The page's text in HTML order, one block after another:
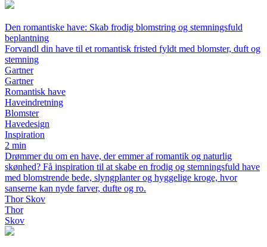
Den romantiske have: Skab frodig blomstring og stemningsfuld
beplantning
Forvandl din have til et romantisk fristed fyldt med blomster, duft og
stemning
Gartner
Gartner
Romantisk have
Haveindretning
Blomster
Havedesign
Inspiration
2 min
Drømmer du om en have, der emmer af romantik og naturlig
skønhed? Få inspiration til at skabe en frodig og stemningsfuld have
med blomstrende bede, slyngplanter og hyggelige kroge, hvor
sanserne kan nyde farver, dufte og ro.
Thor Skov
Thor
Skov